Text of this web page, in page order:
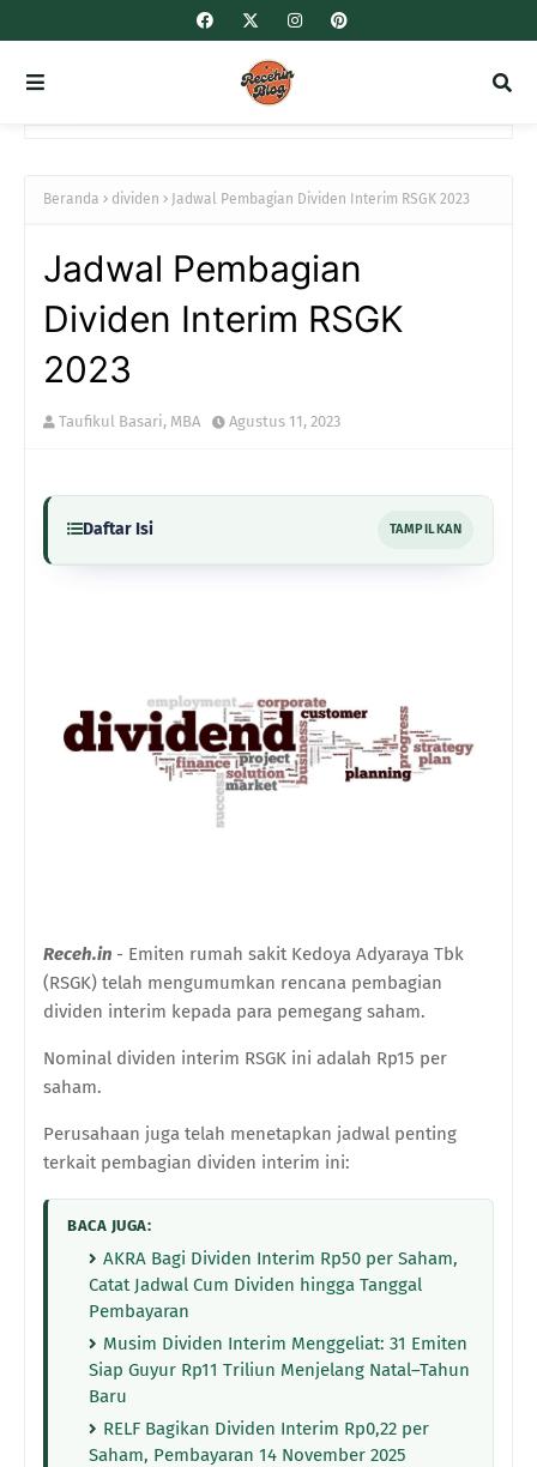
Beranda dividen Jadwal Pembagian Dividen Interim RSGK 2023
Jadwal Pembagian
Dividen Interim RSGK
2023
Taufikul Basari, MBA Agustus 11, 2023
Daftar Isi TAMPILKAN
Receh.in - Emiten rumah sakit Kedoya Adyaraya Tbk
(RSGK) telah mengumumkan rencana pembagian
dividen interim kepada para pemegang saham.
Nominal dividen interim RSGK ini adalah Rp15 per
saham.
Perusahaan juga telah menetapkan jadwal penting
terkait pembagian dividen interim ini:
BACA JUGA:
AKRA Bagi Dividen Interim Rp50 per Saham,
Catat Jadwal Cum Dividen hingga Tanggal
Pembayaran
Musim Dividen Interim Menggeliat: 31 Emiten
Siap Guyur Rp11 Triliun Menjelang Natal–Tahun
Baru
RELF Bagikan Dividen Interim Rp0,22 per
Saham, Pembayaran 14 November 2025